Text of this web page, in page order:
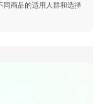
同商品的适用人群和选择